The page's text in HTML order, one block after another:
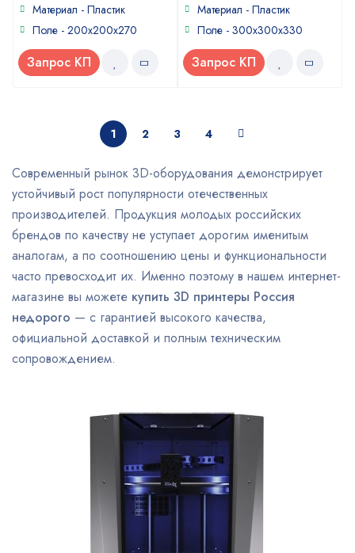
Материал - Пластик
Поле - 200х200х270
Запрос КП
Материал - Пластик
Поле - 300x300x330
Запрос КП
1 2 3 4
Современный рынок 3D-оборудования демонстрирует
устойчивый рост популярности отечественных
производителей. Продукция молодых российских
брендов по качеству не уступает дорогим именитым
аналогам, а по соотношению цены и функциональности
часто превосходит их. Именно поэтому в нашем интернет-
магазине вы можете купить 3D принтеры Россия
недорого — с гарантией высокого качества,
официальной доставкой и полным техническим
сопровождением.